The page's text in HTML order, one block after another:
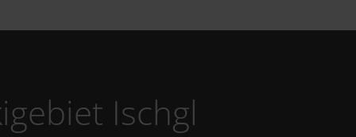
Ischgl